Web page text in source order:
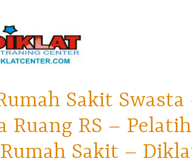
Sakit Swasta
RS –
Sakit –